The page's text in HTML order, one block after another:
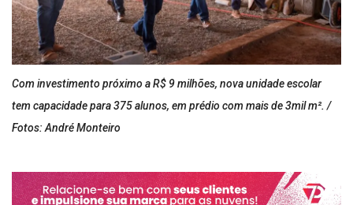
Com investimento próximo a R$ 9 milhões, nova unidade escolar
tem capacidade para 375 alunos, em prédio com mais de 3mil m². /
Fotos: André Monteiro